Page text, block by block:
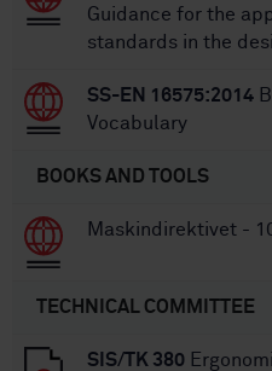
Guidance for the
standards in the
SS-EN 16575:2014
Vocabulary
BOOKS AND TOOLS
Maskindirektivet -
TECHNICAL COMMITTEE
SIS/TK 380